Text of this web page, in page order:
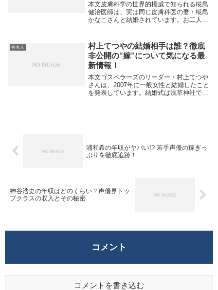
本文皮膚科学の世界的権威で知られる椛島
健治医師は、実は同じ皮膚科医の妻・椛島
かなこさんと結婚されています。お二人は
学大学院を修了した美容形成のエキスパー
トです。現在...
有名人
村上てつやの結婚相手は誰？徹底
非公開の“嫁”について気になる最
新情報！
本文ゴスペラーズのリーダー・村上てつや
さんは、2007年に一般女性と結婚したこと
を発表しています。結婚式は浅草神社で挙
浦和希の年収がヤバい!? 若手声優の稼ぎっ
ぷりを徹底追跡！
神谷浩史の年収はどのくらい？声優界トッ
プクラスの収入とその秘密
コメント
コメントを書き込む